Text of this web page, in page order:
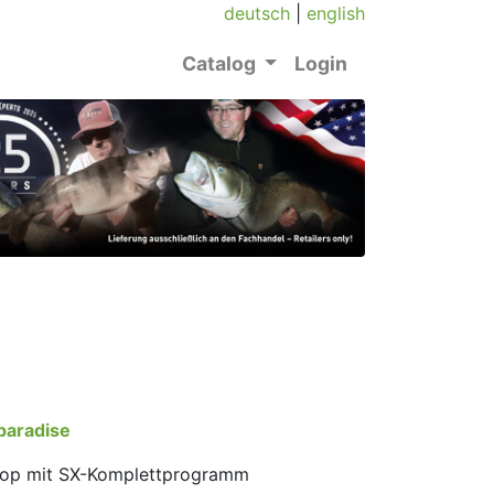
deutsch english
Catalog Login
mit SX-Komplettprogramm